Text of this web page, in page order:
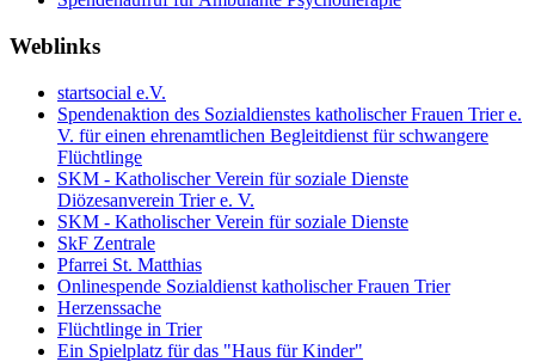
Weblinks
startsocial e.V.
Spendenaktion des Sozialdienstes katholischer Frauen Trier e.
V. für einen ehrenamtlichen Begleitdienst für schwangere
Flüchtlinge
SKM - Katholischer Verein für soziale Dienste
Diözesanverein Trier e. V.
SKM - Katholischer Verein für soziale Dienste
SkF Zentrale
Pfarrei St. Matthias
Onlinespende Sozialdienst katholischer Frauen Trier
Herzenssache
Flüchtlinge in Trier
Ein Spielplatz für das "Haus für Kinder"